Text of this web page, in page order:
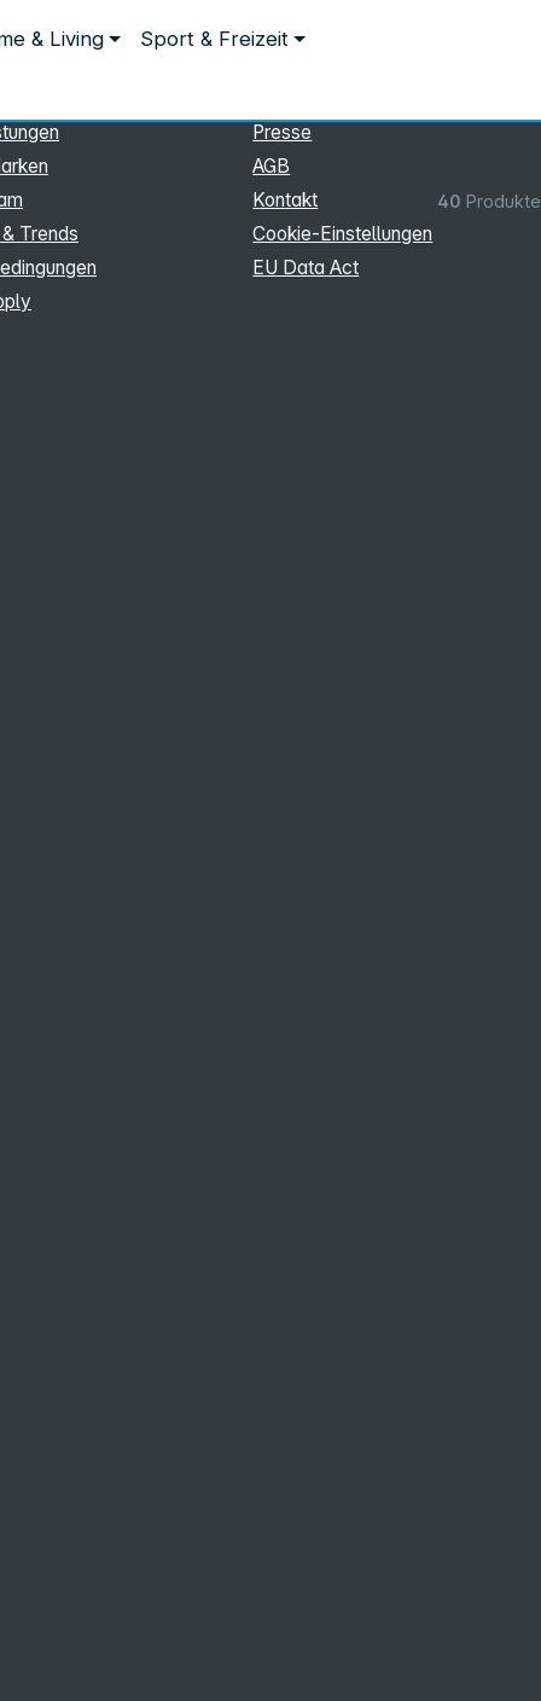
& Living Sport & Freizeit
40 Produkte
Trends
Presse
AGB
Kontakt
Cookie‑Einstellungen
EU Data Act